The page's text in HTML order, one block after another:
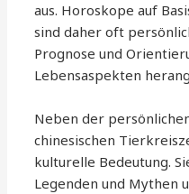
aus. Horoskope auf
sind daher oft
Prognose und
Lebensaspekten
Neben der
chinesischen
kulturelle Bedeutung.
Legenden und Mythen